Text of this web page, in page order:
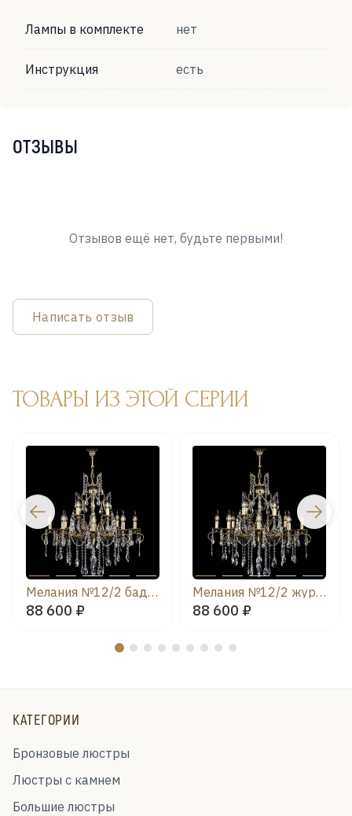
Лампы в комплекте нет
Инструкция есть
ОТЗЫВЫ
Отзывов ещё нет, будьте первыми!
Написать отзыв
ТОВАРЫ ИЗ ЭТОЙ СЕРИИ
Мелания №12/2 баден
88 600 ₽
Мелания №12/2 журавлик
88 600 ₽
КАТЕГОРИИ
Бронзовые люстры
Люстры с камнем
Большие люстры